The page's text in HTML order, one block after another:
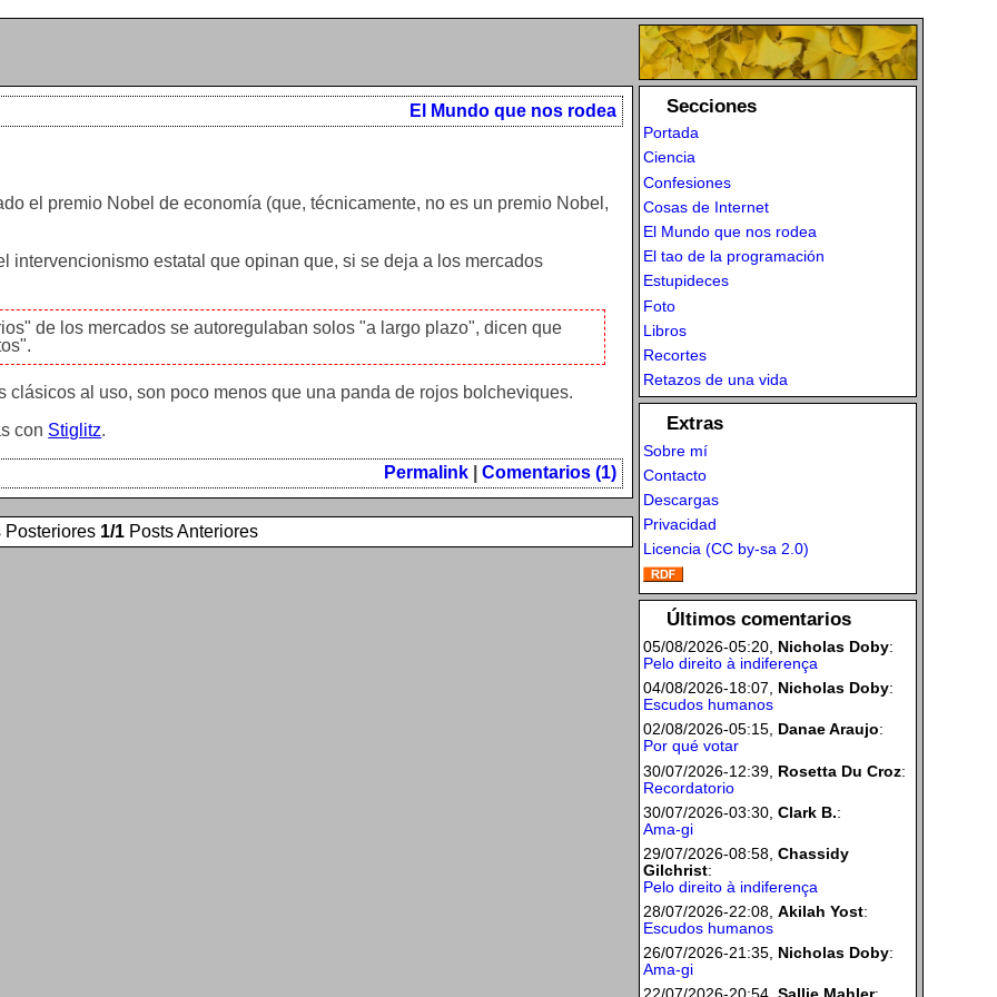
El Mundo que nos rodea
el premio Nobel de economía (que, técnicamente, no es un premio Nobel,
intervencionismo estatal que opinan que, si se deja a los mercados
de los mercados se autoregulaban solos "a largo plazo", dicen que
al uso, son poco menos que una panda de rojos bolcheviques.
con Stiglitz.
Permalink Comentarios (1)
Posteriores 1/1 Posts Anteriores
Secciones
Portada
Ciencia
Confesiones
Cosas de Internet
El Mundo que nos rodea
El tao de la programación
Estupideces
Foto
Libros
Recortes
Retazos de una vida
Extras
Sobre mí
Contacto
Descargas
Privacidad
Licencia (CC by-sa 2.0)
Últimos comentarios
05/08/2026-05:20, Nicholas Doby:
Pelo direito à indiferença
04/08/2026-18:07, Nicholas Doby:
Escudos humanos
02/08/2026-05:15, Danae Araujo:
Por qué votar
30/07/2026-12:39, Rosetta Du Croz:
Recordatorio
30/07/2026-03:30, Clark B.:
Ama-gi
29/07/2026-08:58, Chassidy
Gilchrist:
Pelo direito à indiferença
28/07/2026-22:08, Akilah Yost:
Escudos humanos
26/07/2026-21:35, Nicholas Doby:
Ama-gi